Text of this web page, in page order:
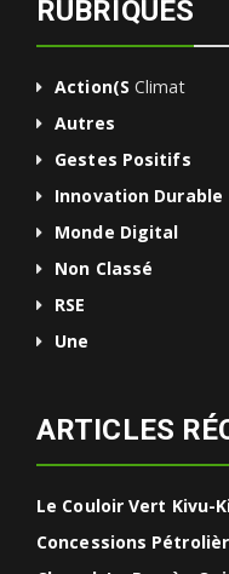
RUBRIQUES
Action(s Climat
Autres
Gestes Positifs
Innovation Durable
Monde Digital
Non Classé
RSE
Une
ARTICLES
Le Couloir Vert Kivu-
Concessions